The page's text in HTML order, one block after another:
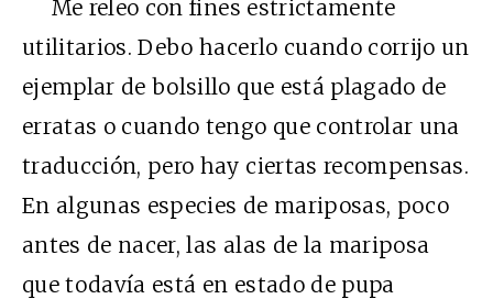
Me releo con fines estrictamente
utilitarios. Debo hacerlo cuando corrijo un
ejemplar de bolsillo que está plagado de
erratas o cuando tengo que controlar una
traducción, pero hay ciertas recompensas.
En algunas especies de mariposas, poco
antes de nacer, las alas de la mariposa
que todavía está en estado de pupa